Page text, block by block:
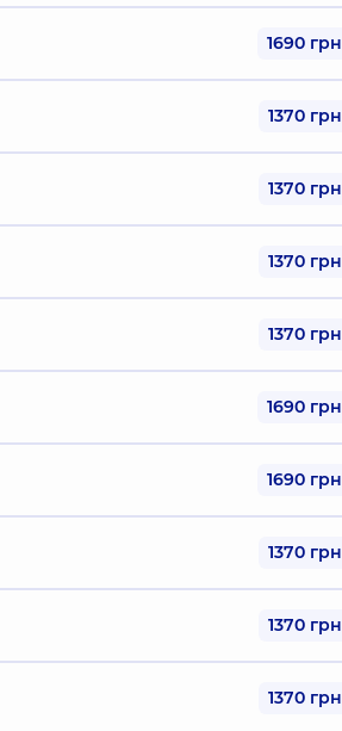
1690 грн
1370 грн
1370 грн
1370 грн
1370 грн
1690 грн
1690 грн
1370 грн
1370 грн
1370 грн